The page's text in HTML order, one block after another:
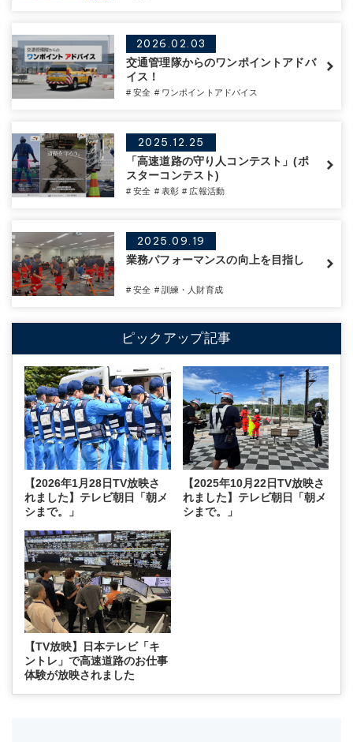
2026.02.03
交通管理隊からのワンポイントアドバ
イス！
# 安全 # ワンポイントアドバイス
2025.12.25
「高速道路の守り人コンテスト」(ポ
スターコンテスト)
# 安全 # 表彰 # 広報活動
2025.09.19
業務パフォーマンスの向上を目指し
# 安全 # 訓練・人財育成
ピックアップ記事
【2026年1月28日TV放映さ
れました】テレビ朝日「朝メ
シまで。」
【2025年10月22日TV放映さ
れました】テレビ朝日「朝メ
シまで。」
【TV放映】日本テレビ「キ
ントレ」で高速道路のお仕事
体験が放映されました